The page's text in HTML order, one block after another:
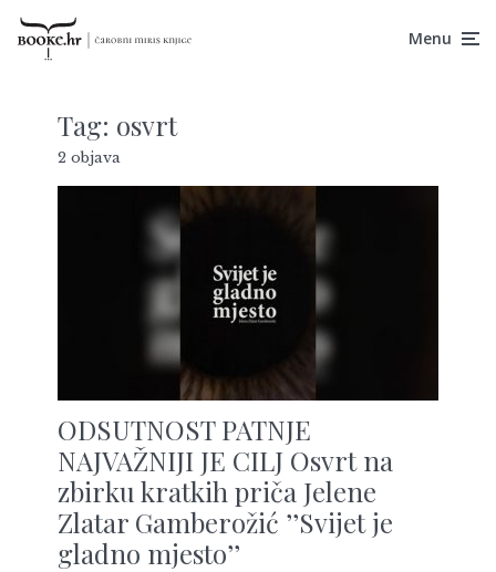
Menu
Tag: osvrt
2 objava
ODSUTNOST PATNJE
NAJVAŽNIJI JE CILJ Osvrt na
zbirku kratkih priča Jelene
Zlatar Gamberožić ’’Svijet je
gladno mjesto’’